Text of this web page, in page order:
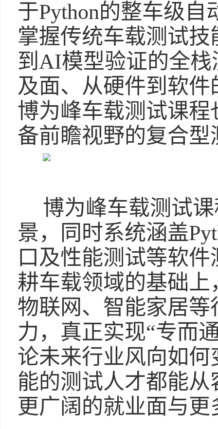
于Python的整车级
掌握传统车载测试
到AI模型验证的全
及面、从硬件到软
博为峰车载测试课
备前瞻视野的复合型
博为峰车载测试
景，同时系统涵盖
口及性能测试等软
耕车载领域的基础
物联网、智能家居
力，真正实现“专而
论未来行业风向如
能的测试人才都能
更广阔的就业面与